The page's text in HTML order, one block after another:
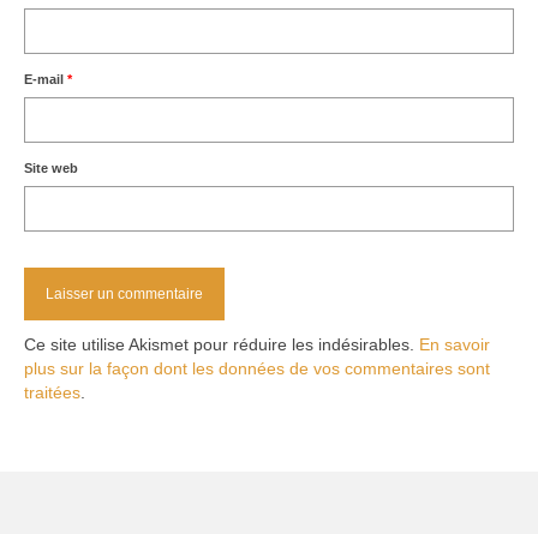
E-mail *
Site web
Ce site utilise Akismet pour réduire les indésirables. En savoir
plus sur la façon dont les données de vos commentaires sont
traitées